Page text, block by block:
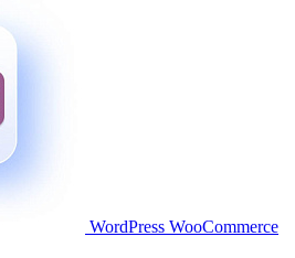
WordPress WooCommerce